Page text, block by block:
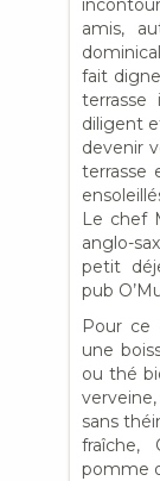
amis,
fait
terrasse
diligent
devenir
terrasse
Le chef
anglo-
petit
pub
Pour ce
une
ou thé
sans
fraîche,
pomme